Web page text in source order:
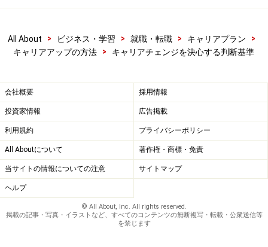
All About > ビジネス・学習 > 就職・転職 > キャリアプラン
>
キャリアアップの方法
> キャリアチェンジを決心する判断基準
会社概要 採用情報
投資家情報 広告掲載
利用規約 プライバシーポリシー
All Aboutについて 著作権・商標・免責
当サイトの情報についての注意 サイトマップ
ヘルプ
© All About, Inc. All rights reserved.
掲載の記事・写真・イラストなど、すべてのコンテンツの無断複写・転載・公衆送信等
を禁じます